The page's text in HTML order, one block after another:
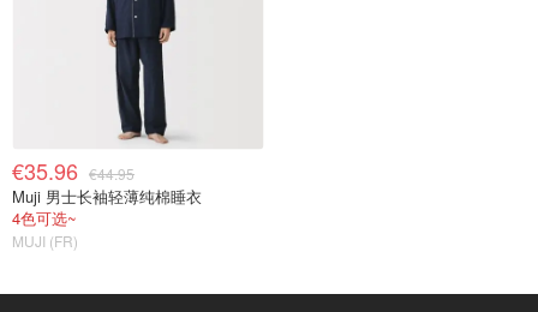
€35.96 €44.95
Muji 男士长袖轻薄纯棉睡衣
4色可选~
MUJI (FR)